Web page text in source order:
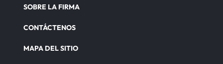
SOBRE LA FIRMA
CONTÁCTENOS
MAPA DEL SITIO